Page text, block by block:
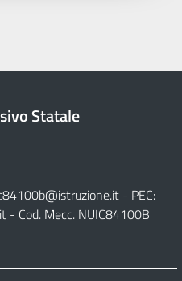
Statale
- PEC:
- Cod. Mecc. NUIC84100B